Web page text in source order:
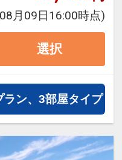
JAL（または
！フライトマイ
カーや現地交
の追加（同時予
もございます。
月09日16:00時点)
選択
ラン、3部屋タイプ